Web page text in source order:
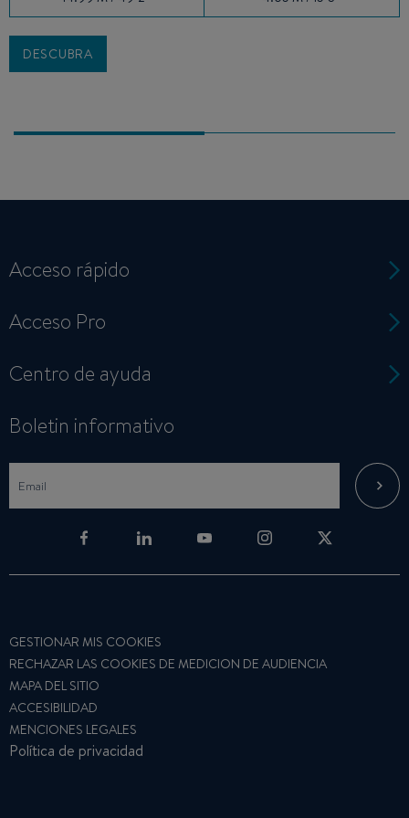
DESCUBRA
Acceso rápido
Acceso Pro
Centro de ayuda
Boletin informativo
GESTIONAR MIS COOKIES
RECHAZAR LAS COOKIES DE MEDICION DE AUDIENCIA
MAPA DEL SITIO
ACCESIBILIDAD
MENCIONES LEGALES
Política de privacidad